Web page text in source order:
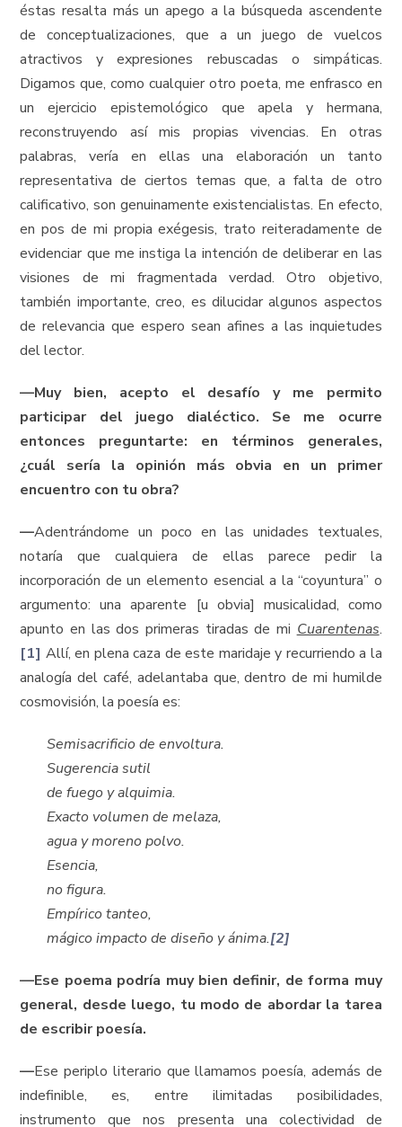
éstas resalta más un apego a la búsqueda ascendente
de conceptualizaciones, que a un juego de vuelcos
atractivos y expresiones rebuscadas o simpáticas.
Digamos que, como cualquier otro poeta, me enfrasco en
un ejercicio epistemológico que apela y hermana,
reconstruyendo así mis propias vivencias. En otras
palabras, vería en ellas una elaboración un tanto
representativa de ciertos temas que, a falta de otro
calificativo, son genuinamente existencialistas. En efecto,
en pos de mi propia exégesis, trato reiteradamente de
evidenciar que me instiga la intención de deliberar en las
visiones de mi fragmentada verdad. Otro objetivo,
también importante, creo, es dilucidar algunos aspectos
de relevancia que espero sean afines a las inquietudes
del lector.
—Muy bien, acepto el desafío y me permito
participar del juego dialéctico. Se me ocurre
entonces preguntarte: en términos generales,
¿cuál sería la opinión más obvia en un primer
encuentro con tu obra?
—Adentrándome un poco en las unidades textuales,
notaría que cualquiera de ellas parece pedir la
incorporación de un elemento esencial a la “coyuntura” o
argumento: una aparente [u obvia] musicalidad, como
apunto en las dos primeras tiradas de mi Cuarentenas.
[1] Allí, en plena caza de este maridaje y recurriendo a la
analogía del café, adelantaba que, dentro de mi humilde
cosmovisión, la poesía es:
Semisacrificio de envoltura.
Sugerencia sutil
de fuego y alquimia.
Exacto volumen de melaza,
agua y moreno polvo.
Esencia,
no figura.
Empírico tanteo,
mágico impacto de diseño y ánima.[2]
—Ese poema podría muy bien definir, de forma muy
general, desde luego, tu modo de abordar la tarea
de escribir poesía.
—Ese periplo literario que llamamos poesía, además de
indefinible, es, entre ilimitadas posibilidades,
instrumento que nos presenta una colectividad de